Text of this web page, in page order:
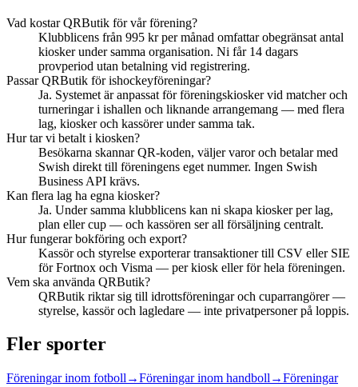
Vad kostar QRButik för vår förening?
Klubblicens från 995 kr per månad omfattar obegränsat antal
kiosker under samma organisation. Ni får 14 dagars
provperiod utan betalning vid registrering.
Passar QRButik för ishockeyföreningar?
Ja. Systemet är anpassat för föreningskiosker vid matcher och
turneringar i ishallen och liknande arrangemang — med flera
lag, kiosker och kassörer under samma tak.
Hur tar vi betalt i kiosken?
Besökarna skannar QR-koden, väljer varor och betalar med
Swish direkt till föreningens eget nummer. Ingen Swish
Business API krävs.
Kan flera lag ha egna kiosker?
Ja. Under samma klubblicens kan ni skapa kiosker per lag,
plan eller cup — och kassören ser all försäljning centralt.
Hur fungerar bokföring och export?
Kassör och styrelse exporterar transaktioner till CSV eller SIE
för Fortnox och Visma — per kiosk eller för hela föreningen.
Vem ska använda QRButik?
QRButik riktar sig till idrottsföreningar och cuparrangörer —
styrelse, kassör och lagledare — inte privatpersoner på loppis.
Fler sporter
Föreningar inom fotboll →Föreningar inom handboll →Föreningar